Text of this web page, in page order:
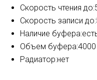
Скорость чтения до:
Скорость записи до:
Наличие буфера:
Объем буфера:
Радиатор:нет